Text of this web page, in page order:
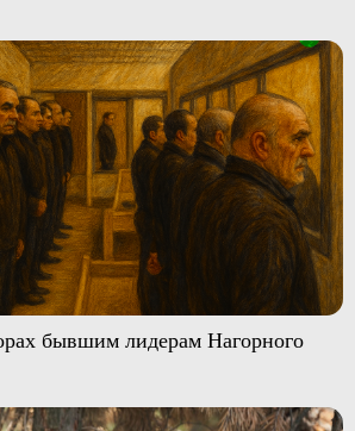
бывшим лидерам Нагорного